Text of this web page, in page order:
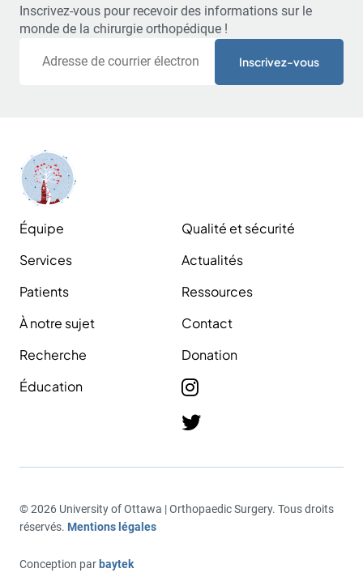
Inscrivez-vous pour recevoir des informations sur le
monde de la chirurgie orthopédique !
Équipe
Services
Patients
À notre sujet
Recherche
Éducation
Qualité et sécurité
Actualités
Ressources
Contact
Donation
© 2026 University of Ottawa | Orthopaedic Surgery. Tous droits
réservés. Mentions légales
Conception parbaytek